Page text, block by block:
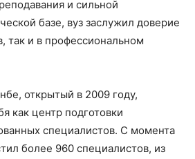
и сильной
базе, вуз заслужил доверие
так и в профессиональном
открытый в 2009 году,
как центр подготовки
специалистов. С момента
более 960 специалистов, из